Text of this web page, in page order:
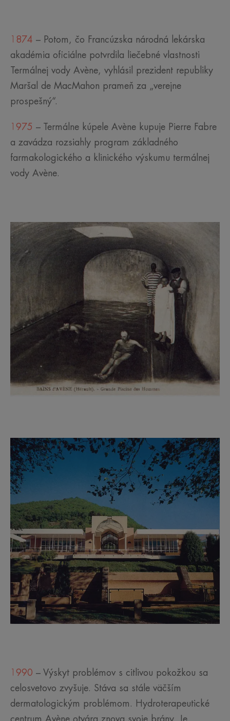
1874 – Potom, čo Francúzska národná lekárska
akadémia oficiálne potvrdila liečebné vlastnosti
Termálnej vody Avène, vyhlásil prezident republiky
Maršal de MacMahon prameň za „verejne
prospešný“.
1975 – Termálne kúpele Avène kupuje Pierre Fabre
a zavádza rozsiahly program základného
farmakologického a klinického výskumu termálnej
vody Avène.
1990 – Výskyt problémov s citlivou pokožkou sa
celosvetovo zvyšuje. Stáva sa stále väčším
dermatologickým problémom. Hydroterapeutické
centrum Avène otvára znova svoje brány. Je